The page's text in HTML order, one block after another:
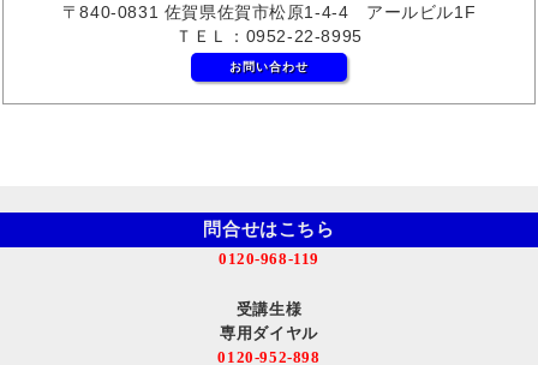
〒840-0831 佐賀県佐賀市松原1-4-4 アールビル1F
ＴＥＬ：0952-22-8995
お問い合わせ
問合せはこちら
0120-968-119
受講生様
専用ダイヤル
0120-952-898